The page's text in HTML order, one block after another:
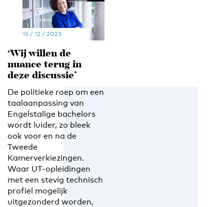
15 / 12 / 2023
‘Wij willen de
nuance terug in
deze discussie’
De politieke roep om een
taalaanpassing van
Engelstalige bachelors
wordt luider, zo bleek
ook voor en na de
Tweede
Kamerverkiezingen.
Waar UT-opleidingen
met een stevig technisch
profiel mogelijk
uitgezonderd worden,